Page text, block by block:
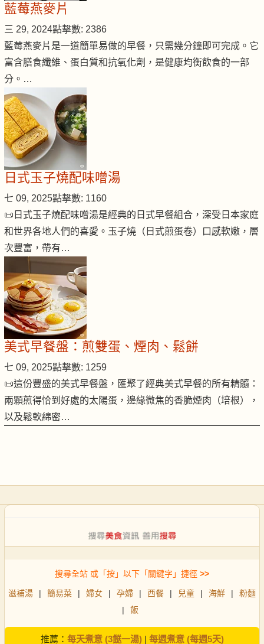
藍莓燕麥片
三 29, 2024點擊數: 2386
藍莓燕麥片是一道簡單易做的早餐，只需幾分鐘即可完成。它
富含膳食纖維、蛋白質和抗氧化劑，是健康均衡飲食的一部
分。…
日式玉子燒配味噌湯
七 09, 2025點擊數: 1160
📜日式玉子燒配味噌湯是經典的日式早餐組合，深受日本家庭
和世界各地人們的喜愛。玉子燒（日式煎蛋卷）口感軟嫩，層
次豐富，帶有…
美式早餐盤：煎雙蛋、煙肉、鬆餅
七 09, 2025點擊數: 1259
📜這份豐盛的美式早餐盤，匯聚了經典美式早餐的所有精髓：
兩顆煎得恰到好處的太陽蛋，邊緣微焦的香脆煙肉（培根），
以及鬆軟綿密…
搜尋全站 或「按」以下「關鍵字」捷徑 >>
滋補湯 | 簡易菜 | 婦女 | 孕婦 | 西餐 | 兒童 | 海鮮 |
粉麵
|
飯
推薦： 每天煮意 (3餸一湯)| 每週煮意 (每週5天)